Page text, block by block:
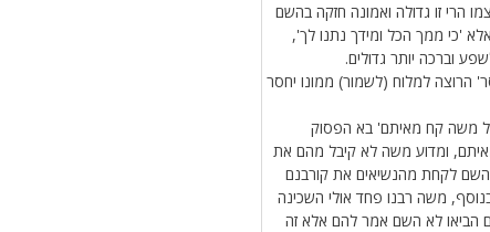
זו גדולה ואמונה חזקה בהשם
'כי ממך הכל ומידך נתנו לך',
וברכה יותר גדולים.
הרוצה למלוח (לשמור) ממונו יחסר
אל משה קח מאיתם' בא הפסוק
ומדוע משה לא קיבל מהם את
לקחת מהנשיאים את קורבנם
משה רבנו פחד אולי השכינה
הביאו לא השם אמר להם אלא זה